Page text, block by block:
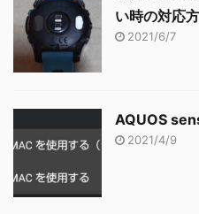
い時の対応
2021/6/7
AQUOS
2021/4/9